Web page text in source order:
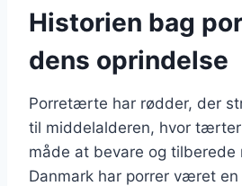
Historien bag
dens oprindelse
Porretærte har rødder, der
til middelalderen, hvor
måde at bevare og tilberede
Danmark har porrer været